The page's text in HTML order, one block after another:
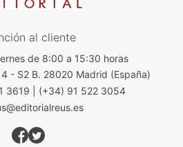
al cliente
de 8:00 a 15:30 horas
- S2 B. 28020 Madrid (España)
3619
(+34) 91 522 3054